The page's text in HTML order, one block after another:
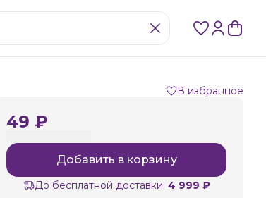
В избранное
49 ₽
Добавить в корзину
До бесплатной доставки: 4 999 ₽